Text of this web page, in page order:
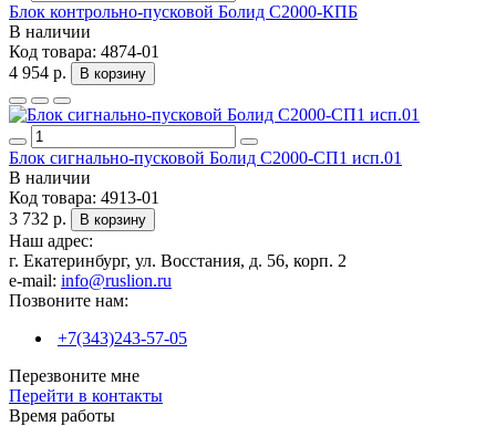
Блок контрольно-пусковой Болид С2000-КПБ
В наличии
Код товара: 4874-01
4 954 р.
В корзину
Блок сигнально-пусковой Болид С2000-СП1 исп.01
В наличии
Код товара: 4913-01
3 732 р.
В корзину
Наш адрес:
г. Екатеринбург, ул. Восстания, д. 56, корп. 2
e-mail: info@ruslion.ru
Позвоните нам:
+7(343)243-57-05
Перезвоните мне
Перейти в контакты
Время работы